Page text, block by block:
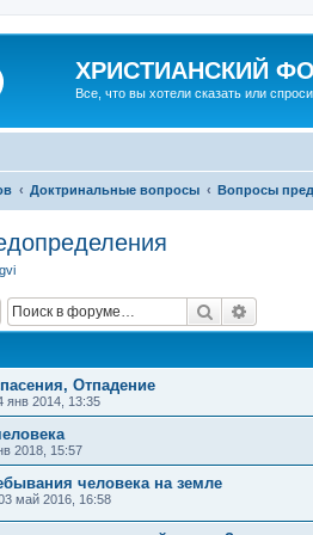
ХРИСТИАНСКИЙ
Все, что вы хотели сказать или
Доктринальные вопросы Вопросы
gvi
Поиск
Отпадение
янв 2014, 13:35
2018, 15:57
человека на земле
май 2016, 16:58